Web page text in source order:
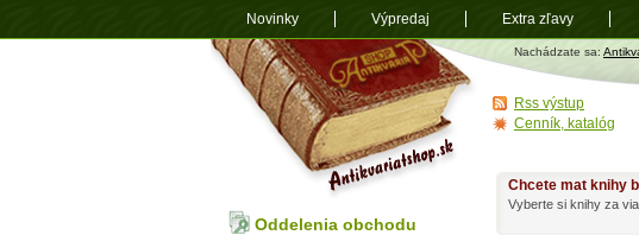
Antikvariát
shop.sk
Nachádzate sa:
Chcete mat knihy
Vyberte si knihy za
Oddelenia obchodu
Rss výstup
Cenník, katalóg
Novinky Výpredaj Extra zľavy